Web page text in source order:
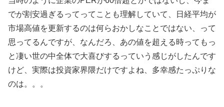
でが割安過ぎるってってことも理解していて、日経平均が
市場高値を更新するのは何らおかしなことではない、って
思ってるんですが、なんだろ、あの値を超える時ってもっ
と凄い世の中全体で大喜びするっていう感じがしたんです
けど、実際は投資家界隈だけですよね、多幸感たっぷりな
のは。。。